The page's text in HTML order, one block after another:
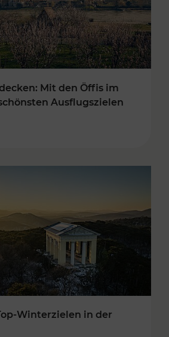
Mit den Öffis im
Ausflugszielen
Winterzielen in der